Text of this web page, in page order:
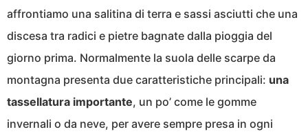
affrontiamo una salitina di terra e sassi asciutti che una
discesa tra radici e pietre bagnate dalla pioggia del
giorno prima. Normalmente la suola delle scarpe da
montagna presenta due caratteristiche principali: una
tassellatura importante, un po’ come le gomme
invernali o da neve, per avere sempre presa in ogni